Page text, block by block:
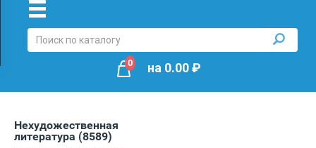
0 на 0.00₽
Нехудожественная
литература (8589)